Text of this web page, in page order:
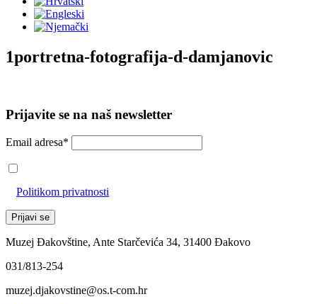
1portretna-fotografija-d-damjanovic
Prijavite se na naš newsletter
Email adresa*
Politikom privatnosti
Muzej Đakovštine, Ante Starčevića 34, 31400 Đakovo
031/813-254
muzej.djakovstine@os.t-com.hr